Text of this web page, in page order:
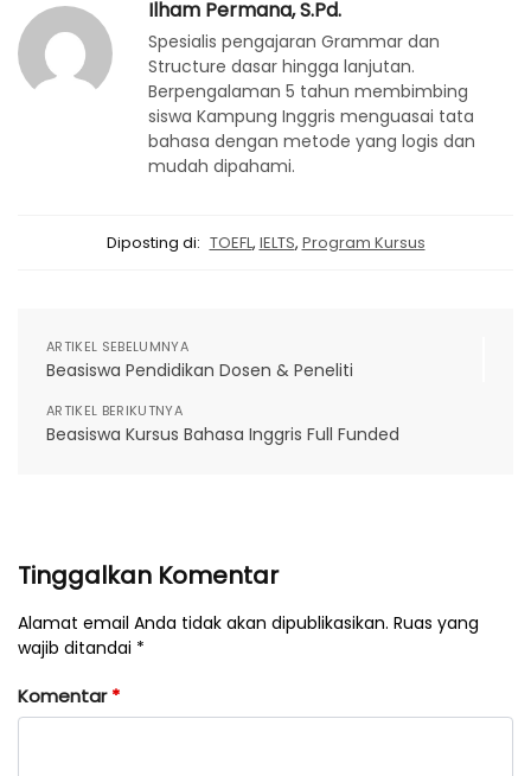
Ilham Permana, S.Pd.
Spesialis pengajaran Grammar dan
Structure dasar hingga lanjutan.
Berpengalaman 5 tahun membimbing
siswa Kampung Inggris menguasai tata
bahasa dengan metode yang logis dan
mudah dipahami.
Diposting di: TOEFL, IELTS, Program Kursus
ARTIKEL SEBELUMNYA
Beasiswa Pendidikan Dosen & Peneliti
ARTIKEL BERIKUTNYA
Beasiswa Kursus Bahasa Inggris Full Funded
Tinggalkan Komentar
Alamat email Anda tidak akan dipublikasikan. Ruas yang
wajib ditandai *
Komentar*